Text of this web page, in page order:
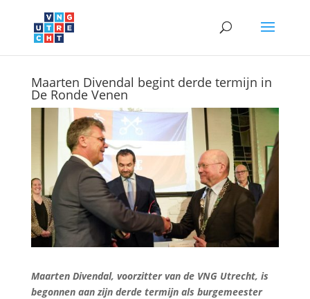
Maarten Divendal begint derde termijn in
De Ronde Venen
Maarten Divendal, voorzitter van de VNG Utrecht, is
begonnen aan zijn derde termijn als burgemeester